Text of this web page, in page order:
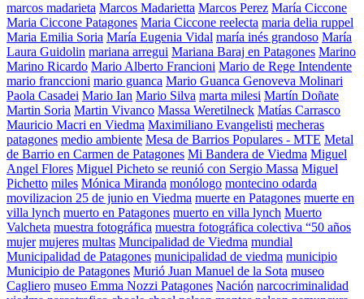
marcos madarieta Marcos Madarietta Marcos Perez María Ciccone
Maria Ciccone Patagones Maria Ciccone reelecta maria delia ruppel
Maria Emilia Soria María Eugenia Vidal maría inés grandoso María
Laura Guidolin mariana arregui Mariana Baraj en Patagones Marino
Marino Ricardo Mario Alberto Francioni Mario de Rege Intendente
mario franccioni mario guanca Mario Guanca Genoveva Molinari
Paola Casadei Mario Ian Mario Silva marta milesi Martín Doñate
Martin Soria Martin Vivanco Massa Weretilneck Matías Carrasco
Mauricio Macri en Viedma Maximiliano Evangelisti mecheras
patagones medio ambiente Mesa de Barrios Populares - MTE Metal
de Barrio en Carmen de Patagones Mi Bandera de Viedma Miguel
Angel Flores Miguel Picheto se reunió con Sergio Massa Miguel
Pichetto miles Mónica Miranda monólogo montecino odarda
movilizacion 25 de junio en Viedma muerte en Patagones muerte en
villa lynch muerto en Patagones muerto en villa lynch Muerto
Valcheta muestra fotográfica muestra fotográfica colectiva “50 años
mujer mujeres multas Muncipalidad de Viedma mundial
Municipalidad de Patagones municipalidad de viedma municipio
Municipio de Patagones Murió Juan Manuel de la Sota museo
Cagliero museo Emma Nozzi Patagones Nación narcocriminalidad